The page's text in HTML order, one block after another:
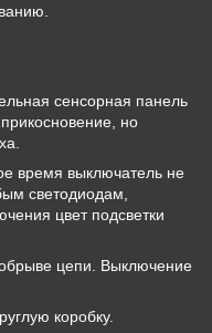
сенсорная панель
но
время выключатель не
светодиодам,
цвет подсветки
цепи. Выключение
коробку.